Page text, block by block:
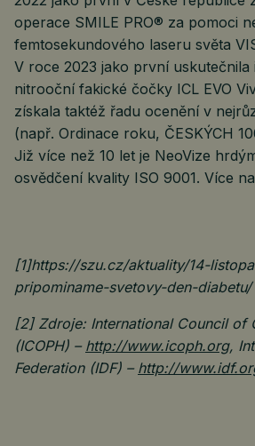
operace SMILE PRO® za pomoci
femtosekundového laseru světa
V roce 2023 jako první uskutečnila
nitrooční fakické čočky ICL EVO
získala taktéž řadu ocenění v
(např. Ordinace roku, ČESKÝCH
Již více než 10 let je NeoVize
osvědčení kvality ISO 9001. Více
[1]https://szu.cz/aktuality/14-
pripominame-svetovy-den-diabetu/
[2] Zdroje: International Council of
(ICOPH) – http://www.icoph.org,
Federation (IDF) – http://